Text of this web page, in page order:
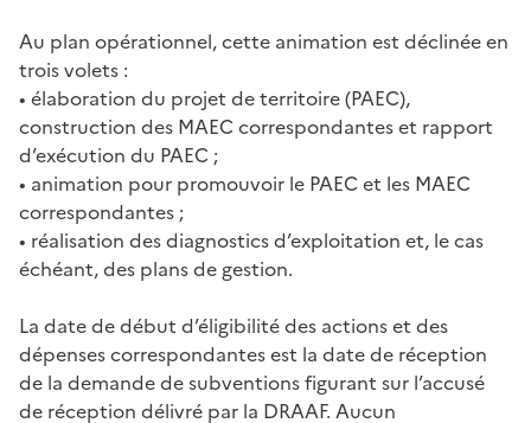
Au plan opérationnel, cette animation est déclinée en
trois volets :
• élaboration du projet de territoire (PAEC),
construction des MAEC correspondantes et rapport
d’exécution du PAEC ;
• animation pour promouvoir le PAEC et les MAEC
correspondantes ;
• réalisation des diagnostics d’exploitation et, le cas
échéant, des plans de gestion.
La date de début d’éligibilité des actions et des
dépenses correspondantes est la date de réception
de la demande de subventions figurant sur l’accusé
de réception délivré par la DRAAF. Aucun